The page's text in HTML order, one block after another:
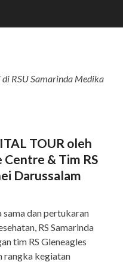
RSU Samarinda Medika
TOUR oleh
& Tim RS
Darussalam
dan pertukaran
RS Samarinda
tim RS Gleneagles
rangka kegiatan